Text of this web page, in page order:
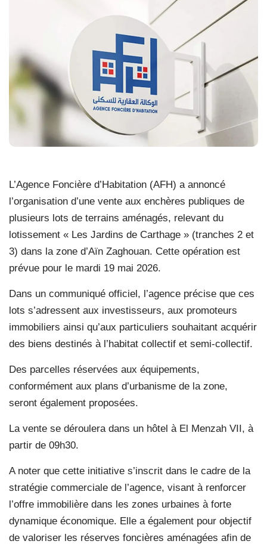
L’Agence Foncière d’Habitation (AFH) a annoncé
l’organisation d’une vente aux enchères publiques de
plusieurs lots de terrains aménagés, relevant du
lotissement « Les Jardins de Carthage » (tranches 2 et
3) dans la zone d’Aïn Zaghouan. Cette opération est
prévue pour le mardi 19 mai 2026.
Dans un communiqué officiel, l’agence précise que ces
lots s’adressent aux investisseurs, aux promoteurs
immobiliers ainsi qu’aux particuliers souhaitant acquérir
des biens destinés à l’habitat collectif et semi-collectif.
Des parcelles réservées aux équipements,
conformément aux plans d’urbanisme de la zone,
seront également proposées.
La vente se déroulera dans un hôtel à El Menzah VII, à
partir de 09h30.
A noter que cette initiative s’inscrit dans le cadre de la
stratégie commerciale de l’agence, visant à renforcer
l’offre immobilière dans les zones urbaines à forte
dynamique économique. Elle a également pour objectif
de valoriser les réserves foncières aménagées afin de